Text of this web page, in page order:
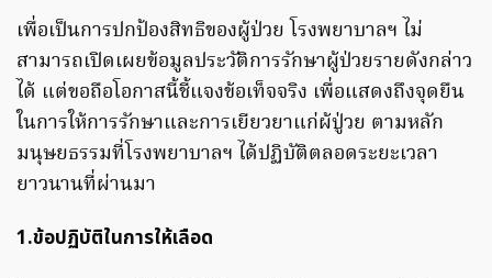
เพื่อเป็นการปกป้องสิทธิของผู้ป่วย โรงพยาบาลฯ ไม่
สามารถเปิดเผยข้อมูลประวัติการรักษาผู้ป่วยรายดังกล่าว
ได้ แต่ขอถือโอกาสนี้ชี้แจงข้อเท็จจริง เพื่อแสดงถึงจุดยืน
ในการให้การรักษาและการเยียวยาแก่ผ้ปู่วย ตามหลัก
มนุษยธรรมที่โรงพยาบาลฯ ได้ปฏิบัติตลอดระยะเวลา
ยาวนานที่ผ่านมา
1.ข้อปฏิบัติในการให้เลือด